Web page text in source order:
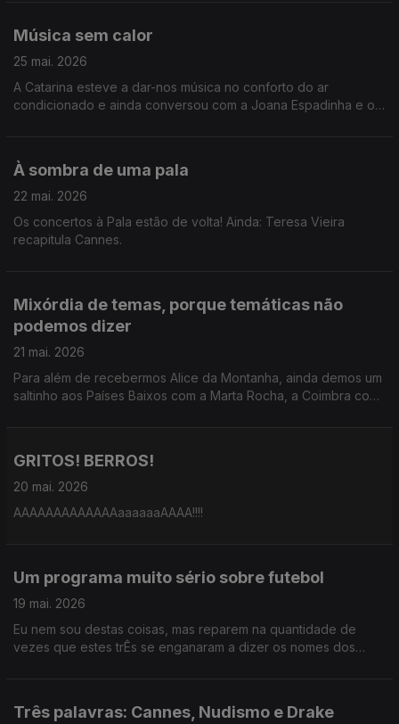
Música sem calor
25 mai. 2026
A Catarina esteve a dar-nos música no conforto do ar
condicionado e ainda conversou com a Joana Espadinha e o
À sombra de uma pala
22 mai. 2026
Os concertos à Pala estão de volta! Ainda: Teresa Vieira
recapitula Cannes.
Mixórdia de temas, porque temáticas não
podemos dizer
21 mai. 2026
Para além de recebermos Alice da Montanha, ainda demos um
saltinho aos Países Baixos com a Marta Rocha, a Coimbra com
GRITOS! BERROS!
20 mai. 2026
AAAAAAAAAAAAAaaaaaaAAAA!!!!
Um programa muito sério sobre futebol
19 mai. 2026
Eu nem sou destas coisas, mas reparem na quantidade de
vezes que estes trÊs se enganaram a dizer os nomes dos
Três palavras: Cannes, Nudismo e Drake